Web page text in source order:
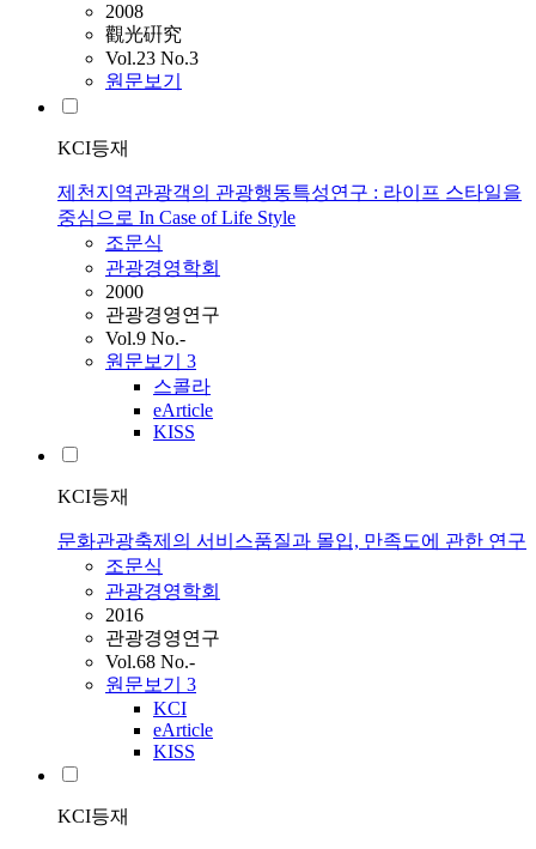
2008
觀光硏究
Vol.23 No.3
원문보기
KCI등재
제천지역관광객의 관광행동특성연구 : 라이프 스타일을
중심으로 In Case of Life Style
조문식
관광경영학회
2000
관광경영연구
Vol.9 No.-
원문보기 3
스콜라
eArticle
KISS
KCI등재
문화관광축제의 서비스품질과 몰입, 만족도에 관한 연구
조문식
관광경영학회
2016
관광경영연구
Vol.68 No.-
원문보기 3
KCI
eArticle
KISS
KCI등재